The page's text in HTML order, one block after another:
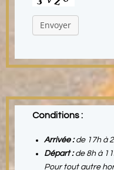
Envoyer
Conditions :
Arrivée :de 17h à
Départ :de 8h à
Pour tout autre